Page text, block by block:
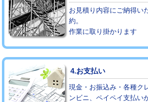
お見積り内容にご納得い
約。
作業に取り掛かります
4.お支払い
現金・お振込み・各種ク
ンビニ、ペイペイ支払い